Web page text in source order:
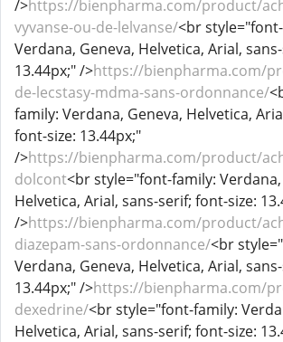
/>https://bienpharma.com/product/
vyvanse-ou-de-lelvanse/<br
Verdana, Geneva, Helvetica, Arial,
13.44px;" />https://bienpharma.com/
de-lecstasy-mdma-sans-ordonnance/
family: Verdana, Geneva, Helvetica,
font-size: 13.44px;"
/>https://bienpharma.com/product/
dolcont<br style="font-family: Verdana,
Helvetica, Arial, sans-serif; font-size:
/>https://bienpharma.com/product/
diazepam-sans-ordonnance/<br
Verdana, Geneva, Helvetica, Arial,
13.44px;" />https://bienpharma.com/
dexedrine/<br style="font-family:
Helvetica, Arial, sans-serif; font-size: